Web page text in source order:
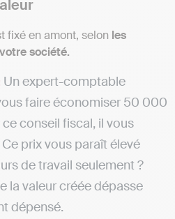
fixé en amont, selon les
société.
Un expert-comptable
faire économiser 50 000
conseil fiscal, il vous
prix vous paraît élevé
de travail seulement ?
la valeur créée dépasse
dépensé.